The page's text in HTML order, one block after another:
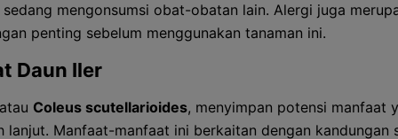
mengonsumsi obat-obatan lain. Alergi juga
penting sebelum menggunakan tanaman ini.
Daun Iler
Coleus scutellarioides, menyimpan potensi manfaat
lanjut. Manfaat-manfaat ini berkaitan dengan kandungan